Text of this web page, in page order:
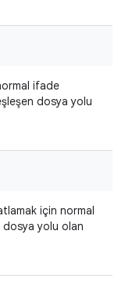
ifade
dosya yolu
için normal
yolu olan